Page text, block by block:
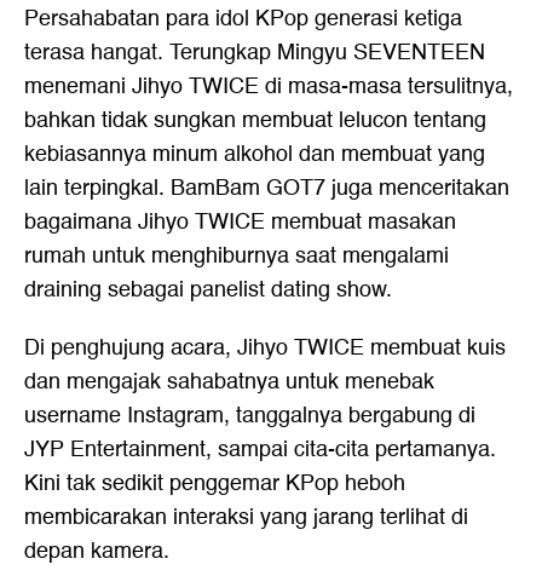
Persahabatan para idol KPop generasi ketiga
terasa hangat. Terungkap Mingyu SEVENTEEN
menemani Jihyo TWICE di masa-masa tersulitnya,
bahkan tidak sungkan membuat lelucon tentang
kebiasannya minum alkohol dan membuat yang
lain terpingkal. BamBam GOT7 juga menceritakan
bagaimana Jihyo TWICE membuat masakan
rumah untuk menghiburnya saat mengalami
draining sebagai panelist dating show.
Di penghujung acara, Jihyo TWICE membuat kuis
dan mengajak sahabatnya untuk menebak
username Instagram, tanggalnya bergabung di
JYP Entertainment, sampai cita-cita pertamanya.
Kini tak sedikit penggemar KPop heboh
membicarakan interaksi yang jarang terlihat di
depan kamera.